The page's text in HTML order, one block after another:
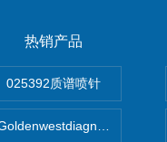
热销产品
025392质谱喷针
总代